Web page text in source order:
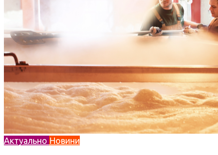
Актуально Новини